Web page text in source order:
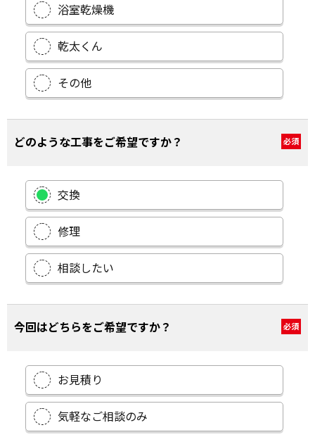
浴室乾燥機
乾太くん
その他
どのような工事をご希望ですか？ 必須
交換
修理
相談したい
今回はどちらをご希望ですか？ 必須
お見積り
気軽なご相談のみ